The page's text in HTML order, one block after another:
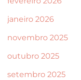
janeiro 2026
novembro 2025
outubro 2025
setembro 2025